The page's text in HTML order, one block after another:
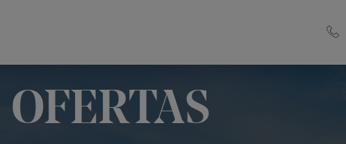
OFERTAS